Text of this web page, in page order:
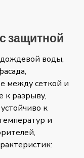
защитной
воды,
между сеткой и
к разрыву,
к
и